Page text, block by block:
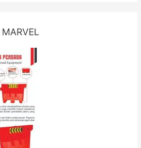
MARVEL